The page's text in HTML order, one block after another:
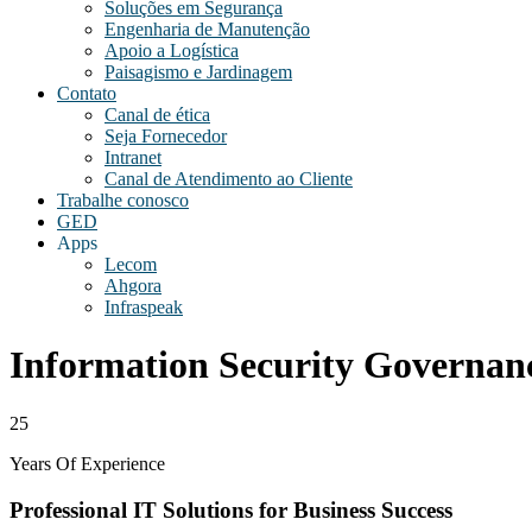
Soluções em Segurança
Engenharia de Manutenção
Apoio a Logística
Paisagismo e Jardinagem
Contato
Canal de ética
Seja Fornecedor
Intranet
Canal de Atendimento ao Cliente
Trabalhe conosco
GED
Apps
Lecom
Ahgora
Infraspeak
Information Security
25
Years Of Experience
Professional IT Solutions for Business Success